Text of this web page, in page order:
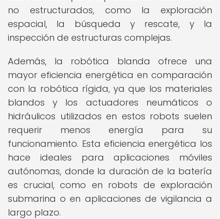
no estructurados, como la exploración
espacial, la búsqueda y rescate, y la
inspección de estructuras complejas.
Además, la robótica blanda ofrece una
mayor eficiencia energética en comparación
con la robótica rígida, ya que los materiales
blandos y los actuadores neumáticos o
hidráulicos utilizados en estos robots suelen
requerir menos energía para su
funcionamiento. Esta eficiencia energética los
hace ideales para aplicaciones móviles
autónomas, donde la duración de la batería
es crucial, como en robots de exploración
submarina o en aplicaciones de vigilancia a
largo plazo.